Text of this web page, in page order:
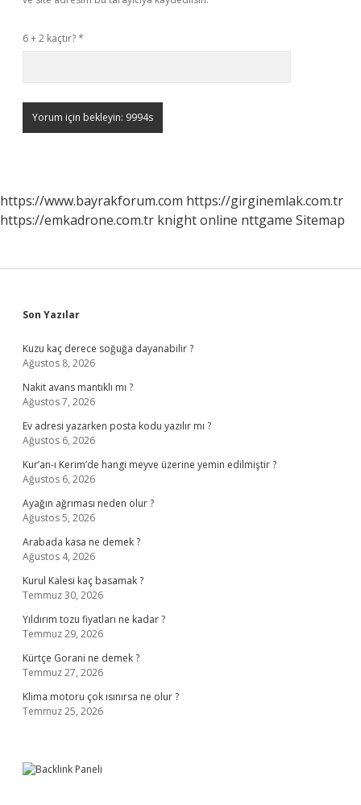
6 + 2 kaçtır?*
https://www.bayrakforum.com https://girginemlak.com.tr
https://emkadrone.com.tr knight online nttgame Sitemap
Sidebar
Son Yazılar
Kuzu kaç derece soğuğa dayanabilir ?
Ağustos 8, 2026
Nakit avans mantıklı mı ?
Ağustos 7, 2026
Ev adresi yazarken posta kodu yazılır mı ?
Ağustos 6, 2026
Kur’an-ı Kerim’de hangi meyve üzerine yemin edilmiştir ?
Ağustos 6, 2026
Ayağın ağrıması neden olur ?
Ağustos 5, 2026
Arabada kasa ne demek ?
Ağustos 4, 2026
Kurul Kalesi kaç basamak ?
Temmuz 30, 2026
Yıldırım tozu fiyatları ne kadar ?
Temmuz 29, 2026
Kürtçe Gorani ne demek ?
Temmuz 27, 2026
Klima motoru çok ısınırsa ne olur ?
Temmuz 25, 2026